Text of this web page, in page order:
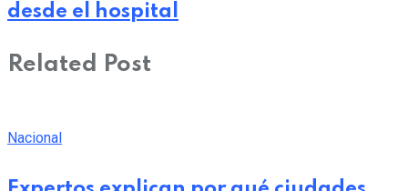
desde el hospital
Related Post
Nacional